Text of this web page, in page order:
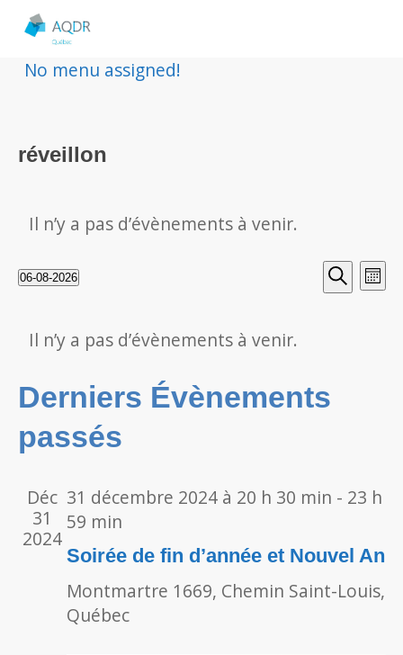
No menu assigned!
réveillon
Il n’y a pas d’évènements à venir.
de
Recherche
Mois
06-08-2026
date.
Calendrier
Évènements
Il n’y a pas d’évènements à venir.
Derniers Évènements
passés
Déc
31
2024
31 décembre 2024 à 20 h 30 min - 23 h
59 min
Soirée de fin d’année et Nouvel An
Montmartre 1669, Chemin Saint-Louis,
Québec